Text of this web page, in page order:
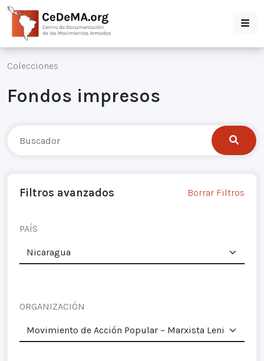
Colecciones
Fondos impresos
Filtros avanzados Borrar Filtros
PAÍS
ORGANIZACIÓN